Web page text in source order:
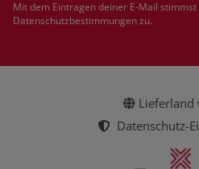
Mit dem Eintragen deiner E-Mail
Datenschutzbestimmungenzu.
Lieferland
Datenschutz-